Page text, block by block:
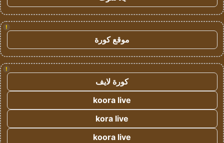
!
موقع كورة
!
كورة لايف
koora live
kora live
koora live